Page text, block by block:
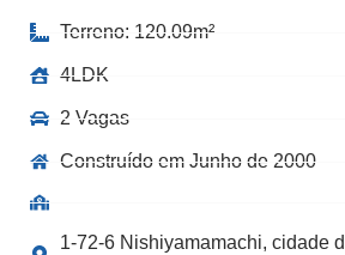
Terreno: 120.09m²
4LDK
2 Vagas
Construído em Junho de 2000
1-72-6 Nishiyamamachi, cidade